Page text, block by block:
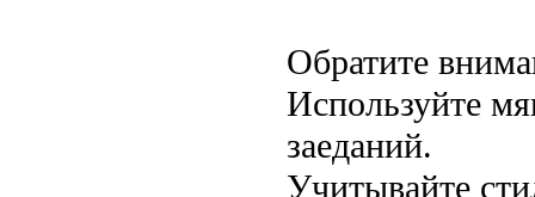
Обратите
Используйте
заеданий.
Учитывайте